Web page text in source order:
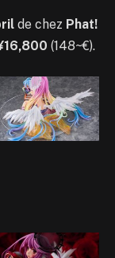
de chez Phat!
(148~€).